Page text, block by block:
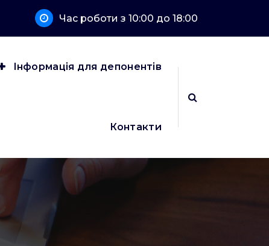
Час роботи з 10:00 до 18:00
Інформація для депонентів
Контакти